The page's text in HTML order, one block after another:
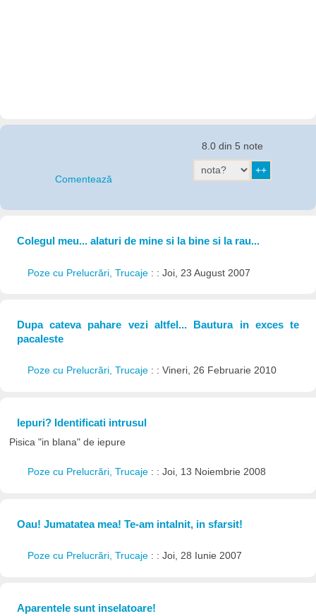
Comentează
8.0 din 5 note
Colegul meu... alaturi de mine si la bine si la rau...
Poze cu Prelucrări, Trucaje : : Joi, 23 August 2007
Dupa cateva pahare vezi altfel... Bautura in exces te
pacaleste
Poze cu Prelucrări, Trucaje : : Vineri, 26 Februarie 2010
Iepuri? Identificati intrusul
Pisica "in blana" de iepure
Poze cu Prelucrări, Trucaje : : Joi, 13 Noiembrie 2008
Oau! Jumatatea mea! Te-am intalnit, in sfarsit!
Poze cu Prelucrări, Trucaje : : Joi, 28 Iunie 2007
Aparentele sunt inselatoare!